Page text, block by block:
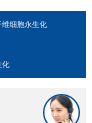
维细胞永生化
化